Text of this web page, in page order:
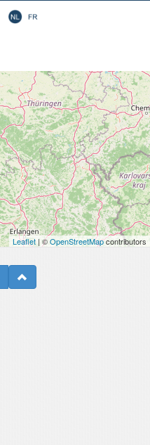
Leaflet | ©OpenStreetMapcontributors